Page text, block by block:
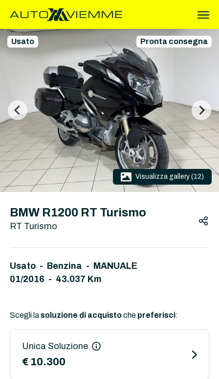
Usato Pronta consegna
Visualizza gallery (12)
BMW R1200 RT Turismo
RT Turismo
Usato - Benzina - MANUALE
01/2016 - 43.037 Km
Scegli lasoluzione di acquistoche preferisci:
Unica Soluzione
€ 10.300